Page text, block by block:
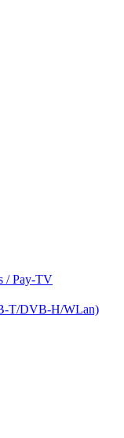
/ Pay-TV
T/DVB-H/WLan)